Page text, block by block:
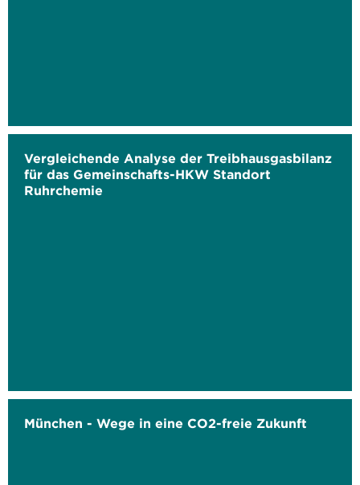
Vergleichende Analyse der Treibhausgasbilanz
für das Gemeinschafts-HKW Standort
Ruhrchemie
München - Wege in eine CO2-freie Zukunft